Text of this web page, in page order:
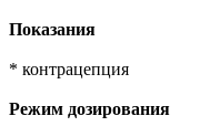
Показания
* контрацепция
Режим дозирования